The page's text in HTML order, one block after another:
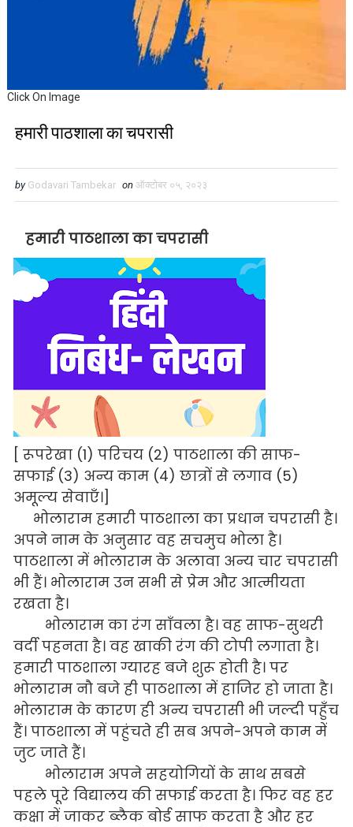
Click On Image
हमारी पाठशाला का चपरासी
by Godavari Tambekar on ऑक्टोबर ०५, २०२३
हमारी पाठशाला का चपरासी
[ रूपरेखा (1) परिचय (2) पाठशाला की साफ-
सफाई (3) अन्य काम (4) छात्रों से लगाव (5)
अमूल्य सेवाएँ।]
भोलाराम हमारी पाठशाला का प्रधान चपरासी है।
अपने नाम के अनुसार वह सचमुच भोला है।
पाठशाला में भोलाराम के अलावा अन्य चार चपरासी
भी हैं। भोलाराम उन सभी से प्रेम और आत्मीयता
रखता है।
भोलाराम का रंग साँवला है। वह साफ-सुथरी
वर्दी पहनता है। वह खाकी रंग की टोपी लगाता है।
हमारी पाठशाला ग्यारह बजे शुरू होती है। पर
भोलाराम नौ बजे ही पाठशाला में हाजिर हो जाता है।
भोलाराम के कारण ही अन्य चपरासी भी जल्दी पहुँच
हैं। पाठशाला में पहुंचते ही सब अपने-अपने काम में
जुट जाते हैं।
भोलाराम अपने सहयोगियों के साथ सबसे
पहले पूरे विद्यालय की सफाई करता है। फिर वह हर
कक्षा में जाकर ब्लैक बोर्ड साफ करता है और हर